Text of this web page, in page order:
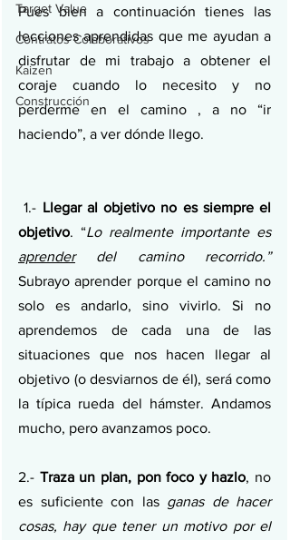
Target Value
Contratos Colaborativos
Kaizen
Construcción
Pues bien a continuación tienes las
lecciones aprendidas que me ayudan a
disfrutar de mi trabajo a obtener el
coraje cuando lo necesito y no
perderme en el camino , a no “ir
haciendo”, a ver dónde llego.
1.- Llegar al objetivo no es siempre el
objetivo. “
Lo realmente importante es
aprender del camino recorrido.”
Subrayo aprender porque el camino no
solo es andarlo, sino vivirlo. Si no
aprendemos de cada una de las
situaciones que nos hacen llegar al
objetivo (o desviarnos de él), será como
la típica rueda del hámster. Andamos
mucho, pero avanzamos poco.
2.- Traza un plan, pon foco y hazlo, no
es suficiente con las ganas de hacer
cosas, hay que tener un motivo por el